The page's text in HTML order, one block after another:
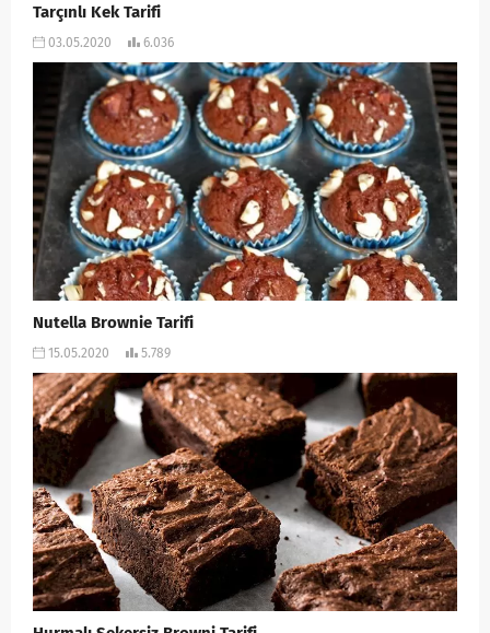
Tarçınlı Kek Tarifi
03.05.2020 6.036
Nutella Brownie Tarifi
15.05.2020 5.789